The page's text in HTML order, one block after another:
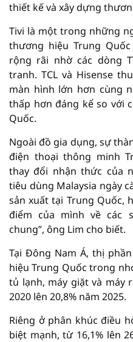
thiết kế và xây dựng
Tivi là một trong những
thương hiệu Trung
rộng rãi nhờ các dòng
tranh. TCL và Hisense
màn hình lớn hơn cùng
thấp hơn đáng kể so với
Quốc.
Ngoài đồ gia dụng, sự
điện thoại thông minh
thay đổi nhận thức của
tiêu dùng Malaysia ngày
sản xuất tại Trung Quốc,
điểm của mình về các
chung”, ông Lim cho biết.
Tại Đông Nam Á, thị
hiệu Trung Quốc trong
tủ lạnh, máy giặt và máy
2020 lên 20,8% năm 2025.
Riêng ở phân khúc điều
biệt mạnh, từ 16,1% lên